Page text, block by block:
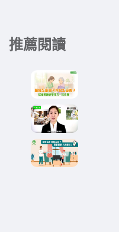
推薦閱讀